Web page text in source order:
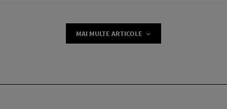
MAI MULTE ARTICOLE